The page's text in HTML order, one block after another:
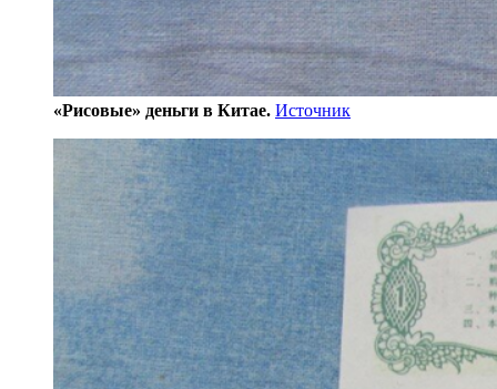
«Рисовые» деньги в Китае. Источник